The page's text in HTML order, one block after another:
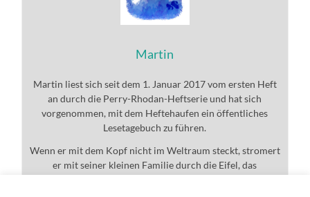
Martin
Martin liest sich seit dem 1. Januar 2017 vom ersten Heft
an durch die Perry-Rhodan-Heftserie und hat sich
vorgenommen, mit dem Heftehaufen ein öffentliches
Lesetagebuch zu führen.
Wenn er mit dem Kopf nicht im Weltraum steckt, stromert
er mit seiner kleinen Familie durch die Eifel, das